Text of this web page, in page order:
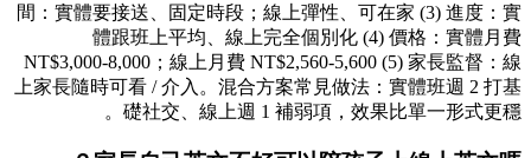
間：實體要接送、固定時段；線上彈性、可在家 (3) 進度：實
體跟班上平均、線上完全個別化 (4) 價格：實體月費
NT$3,000-8,000；線上月費 NT$2,560-5,600 (5) 家長監督：線
上家長隨時可看 / 介入。混合方案常見做法：實體班週 2 打基
礎社交、線上週 1 補弱項，效果比單一形式更穩。